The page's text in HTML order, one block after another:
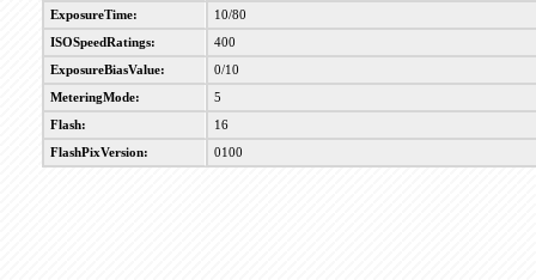
ExposureTime: 10/80
ISOSpeedRatings: 400
ExposureBiasValue: 0/10
MeteringMode: 5
Flash: 16
FlashPixVersion: 0100